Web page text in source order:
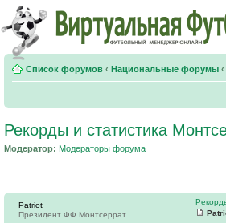
Список форумов ‹ Национальные форумы ‹
Рекорды и статистика
Модератор: Модераторы форума
Patriot
Президент ФФ Монтсеррат